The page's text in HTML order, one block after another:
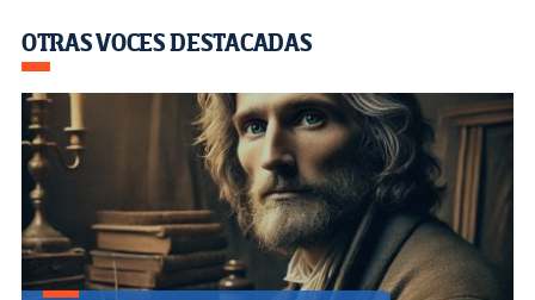
OTRAS VOCES DESTACADAS